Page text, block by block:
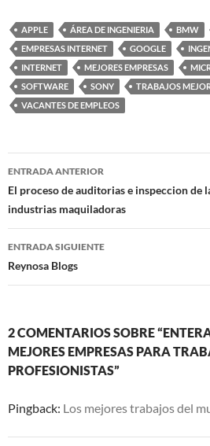
APPLE ÁREA DE INGENIERIA BMW
EMPRESAS INTERNET
GOOGLE
INTERNET
MEJORES EMPRESAS
SOFTWARE
SONY
TRABAJOS
VACANTES DE EMPLEOS
Navegación
de
entradas
ENTRADA ANTERIOR
El proceso de auditorias e inspeccion de
industrias maquiladoras
ENTRADA SIGUIENTE
Reynosa Blogs
2 COMENTARIOS SOBRE
MEJORES EMPRESAS PARA
PROFESIONISTAS”
Pingback: Los mejores trabajos del